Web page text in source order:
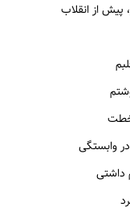
پیش از انقلاب
خطت
وابستگی
داشتی